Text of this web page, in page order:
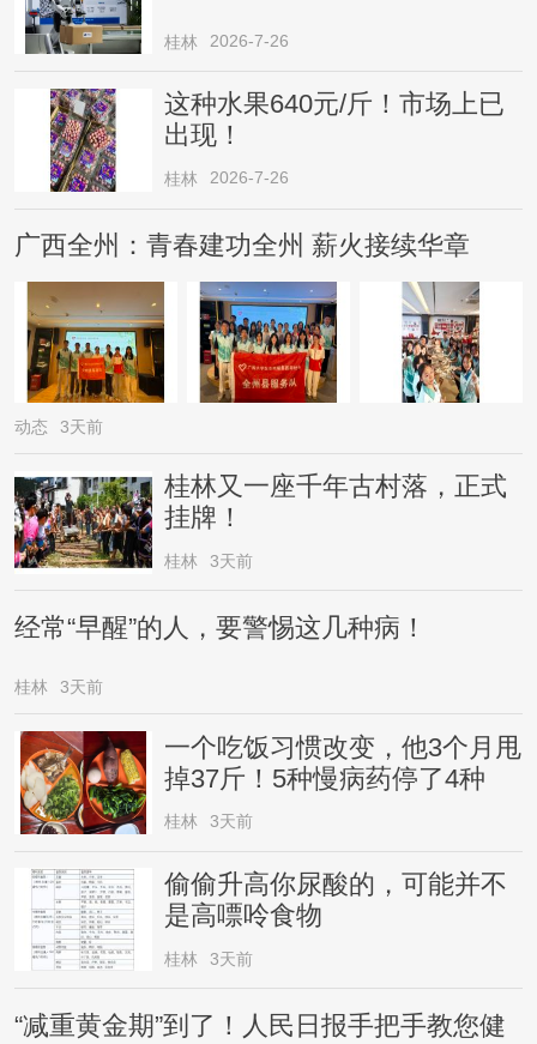
桂林 2026-7-26
这种水果640元/斤！市场上已
出现！
桂林 2026-7-26
广西全州：青春建功全州 薪火接续华章
动态 3天前
桂林又一座千年古村落，正式
挂牌！
桂林 3天前
经常“早醒”的人，要警惕这几种病！
桂林 3天前
一个吃饭习惯改变，他3个月甩
掉37斤！5种慢病药停了4种
桂林 3天前
偷偷升高你尿酸的，可能并不
是高嘌呤食物
桂林 3天前
“减重黄金期”到了！人民日报手把手教您健